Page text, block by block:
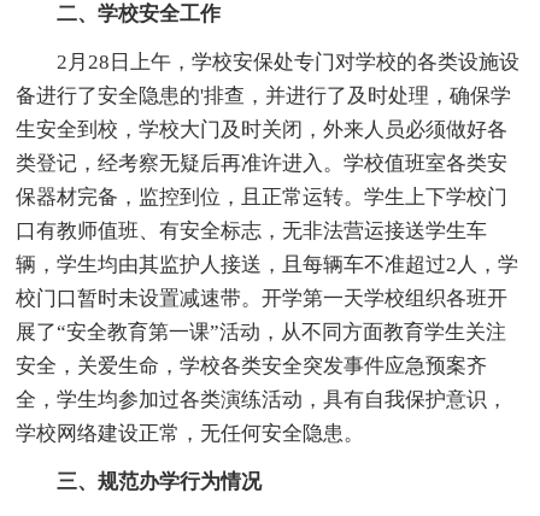
二、学校安全工作
2月28日上午，学校安保处专门对学校的各类设施设
备进行了安全隐患的'排查，并进行了及时处理，确保学
生安全到校，学校大门及时关闭，外来人员必须做好各
类登记，经考察无疑后再准许进入。学校值班室各类安
保器材完备，监控到位，且正常运转。学生上下学校门
口有教师值班、有安全标志，无非法营运接送学生车
辆，学生均由其监护人接送，且每辆车不准超过2人，学
校门口暂时未设置减速带。开学第一天学校组织各班开
展了“安全教育第一课”活动，从不同方面教育学生关注
安全，关爱生命，学校各类安全突发事件应急预案齐
全，学生均参加过各类演练活动，具有自我保护意识，
学校网络建设正常，无任何安全隐患。
三、规范办学行为情况